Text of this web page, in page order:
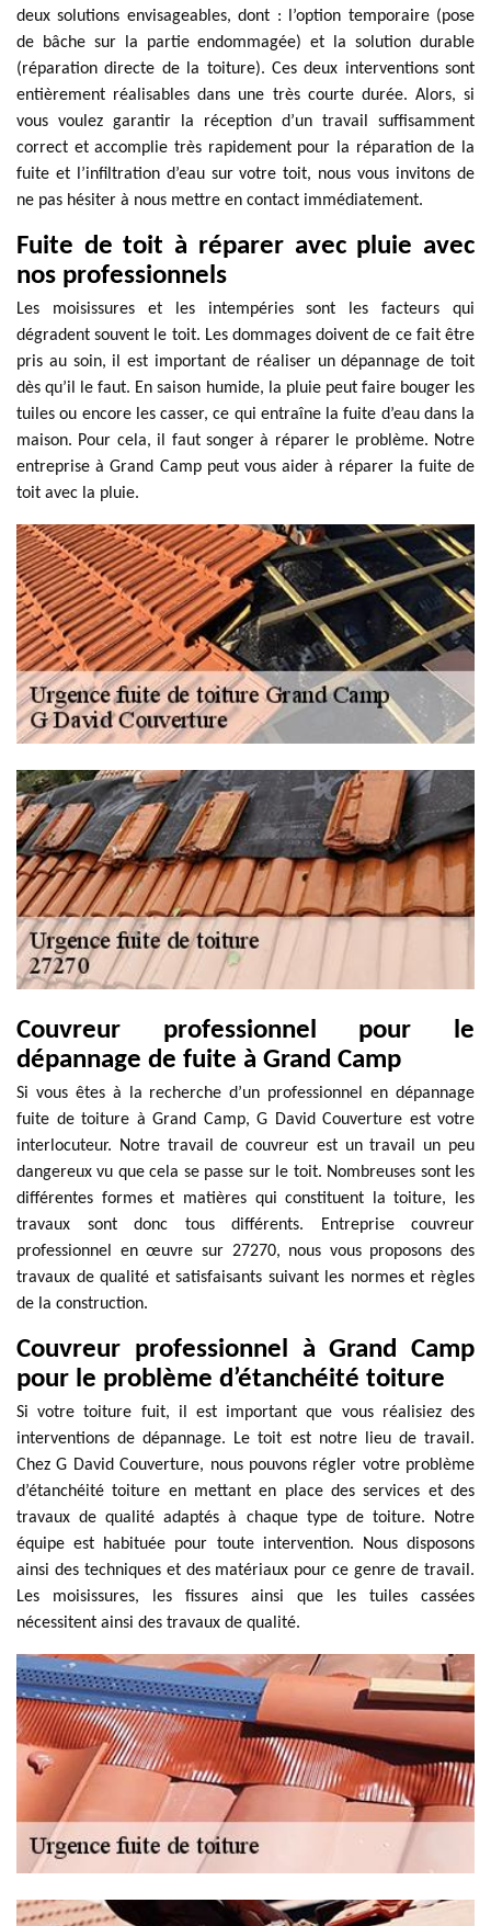
deux solutions envisageables, dont : l’option temporaire (pose
de bâche sur la partie endommagée) et la solution durable
(réparation directe de la toiture). Ces deux interventions sont
entièrement réalisables dans une très courte durée. Alors, si
vous voulez garantir la réception d’un travail suffisamment
correct et accomplie très rapidement pour la réparation de la
fuite et l’infiltration d’eau sur votre toit, nous vous invitons de
ne pas hésiter à nous mettre en contact immédiatement.
Fuite de toit à réparer avec pluie avec
nos professionnels
Les moisissures et les intempéries sont les facteurs qui
dégradent souvent le toit. Les dommages doivent de ce fait être
pris au soin, il est important de réaliser un dépannage de toit
dès qu’il le faut. En saison humide, la pluie peut faire bouger les
tuiles ou encore les casser, ce qui entraîne la fuite d’eau dans la
maison. Pour cela, il faut songer à réparer le problème. Notre
entreprise à Grand Camp peut vous aider à réparer la fuite de
toit avec la pluie.
Couvreur professionnel pour le
dépannage de fuite à Grand Camp
Si vous êtes à la recherche d’un professionnel en dépannage
fuite de toiture à Grand Camp, G David Couverture est votre
interlocuteur. Notre travail de couvreur est un travail un peu
dangereux vu que cela se passe sur le toit. Nombreuses sont les
différentes formes et matières qui constituent la toiture, les
travaux sont donc tous différents. Entreprise couvreur
professionnel en œuvre sur 27270, nous vous proposons des
travaux de qualité et satisfaisants suivant les normes et règles
de la construction.
Couvreur professionnel à Grand Camp
pour le problème d’étanchéité toiture
Si votre toiture fuit, il est important que vous réalisiez des
interventions de dépannage. Le toit est notre lieu de travail.
Chez G David Couverture, nous pouvons régler votre problème
d’étanchéité toiture en mettant en place des services et des
travaux de qualité adaptés à chaque type de toiture. Notre
équipe est habituée pour toute intervention. Nous disposons
ainsi des techniques et des matériaux pour ce genre de travail.
Les moisissures, les fissures ainsi que les tuiles cassées
nécessitent ainsi des travaux de qualité.